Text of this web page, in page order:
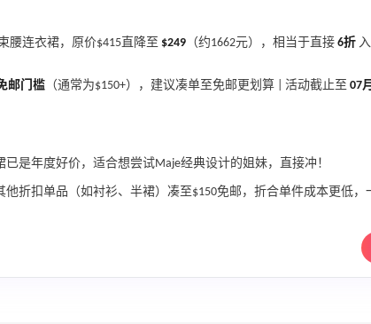
腰连衣裙，原价$415直降至 $249 （约1662元），相当于直接 6折
邮门槛 （通常为$150+），建议凑单至免邮更划算 | 活动截止至 07
已是年度好价，适合想尝试Maje经典设计的姐妹，直接冲！
他折扣单品（如衬衫、半裙）凑至$150免邮，折合单件成本更低，
教程